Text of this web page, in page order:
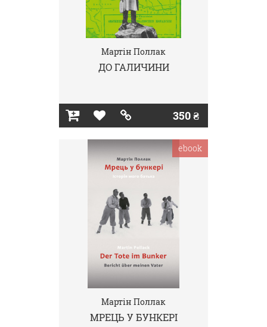
Мартін Поллак
ДО ГАЛИЧИНИ
350 ₴
Мартін Поллак
МРЕЦЬ У БУНКЕРІ
ebook